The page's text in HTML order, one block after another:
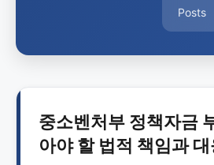
Posts
중소벤처부 정책자금
아야 할 법적 책임과